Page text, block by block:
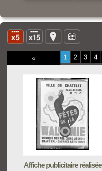
« 1 2 3 4
Affiche publicitaire réalisée